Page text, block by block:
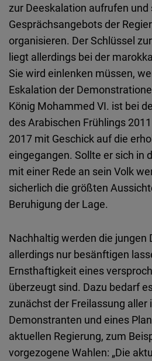
zur Deeskalation aufrufen und
Gesprächsangebots der
organisieren. Der Schlüssel
liegt allerdings bei der
Sie wird einlenken müssen,
Eskalation der
König Mohammed VI. ist bei
des Arabischen Frühlings
2017 mit Geschick auf die
eingegangen. Sollte er sich in
mit einer Rede an sein Volk
sicherlich die größten
Beruhigung der Lage.
Nachhaltig werden die jungen
allerdings nur besänftigen
Ernsthaftigkeit eines
überzeugt sind. Dazu bedarf
zunächst der Freilassung aller
Demonstranten und eines
aktuellen Regierung, zum
vorgezogene Wahlen: „Die